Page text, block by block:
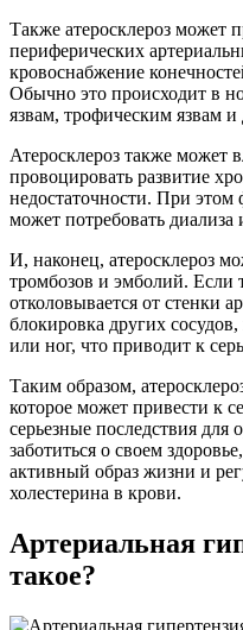
Также атеросклероз может
периферических
кровоснабжение
Обычно это происходит в
язвам, трофическим язвам
Атеросклероз также может
провоцировать развитие
недостаточности. При этом
может потребовать
И, наконец, атеросклероз
тромбозов и эмболий. Если
отколовывается от стенки
блокировка других
или ног, что приводит к
Таким образом,
которое может привести к
серьезные последствия
заботиться о своем
активный образ жизни и
холестерина в крови.
Артериальная
такое?